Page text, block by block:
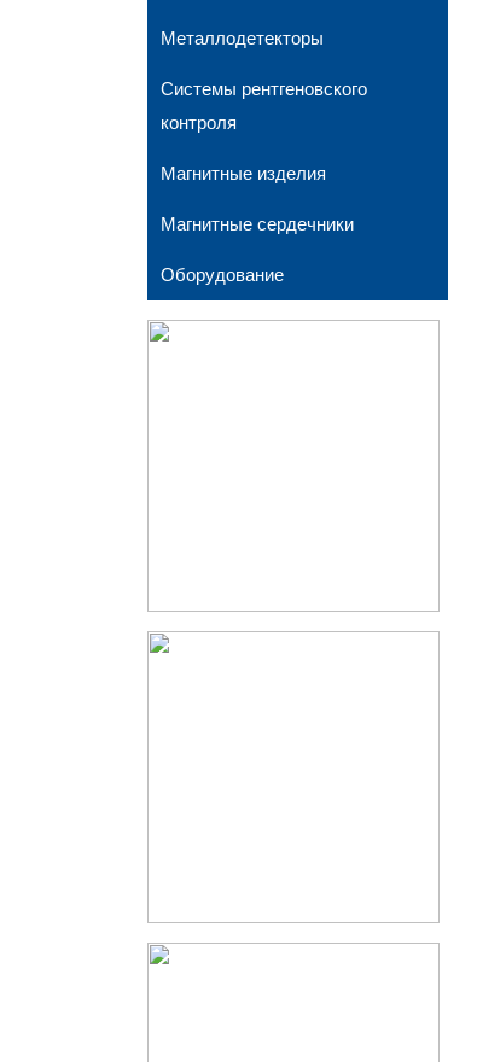
Металлодетекторы
Системы рентгеновского
контроля
Магнитные изделия
Магнитные сердечники
Оборудование